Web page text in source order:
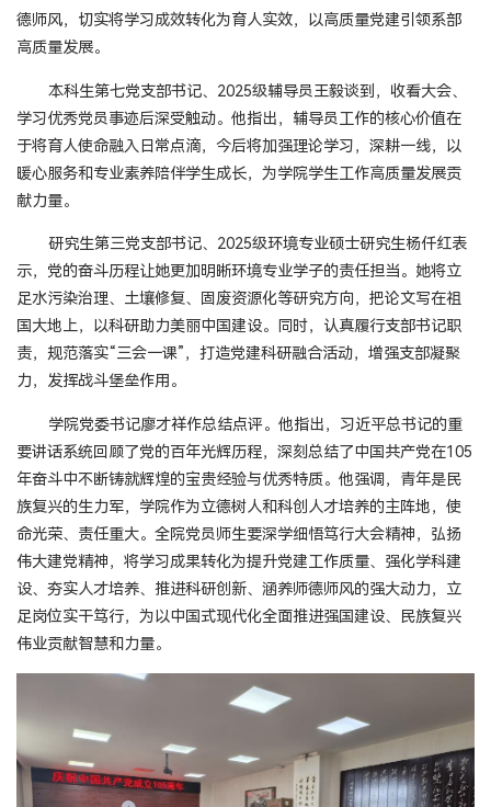
德师风，切实将学习成效转化为育人实效，以高质量党建引领系部
高质量发展。
本科生第七党支部书记、2025级辅导员王毅谈到，收看大会、
学习优秀党员事迹后深受触动。他指出，辅导员工作的核心价值在
于将育人使命融入日常点滴，今后将加强理论学习，深耕一线，以
暖心服务和专业素养陪伴学生成长，为学院学生工作高质量发展贡
献力量。
研究生第三党支部书记、2025级环境专业硕士研究生杨仟红表
示，党的奋斗历程让她更加明晰环境专业学子的责任担当。她将立
足水污染治理、土壤修复、固废资源化等研究方向，把论文写在祖
国大地上，以科研助力美丽中国建设。同时，认真履行支部书记职
责，规范落实“三会一课”，打造党建科研融合活动，增强支部凝聚
力，发挥战斗堡垒作用。
学院党委书记廖才祥作总结点评。他指出，习近平总书记的重
要讲话系统回顾了党的百年光辉历程，深刻总结了中国共产党在105
年奋斗中不断铸就辉煌的宝贵经验与优秀特质。他强调，青年是民
族复兴的生力军，学院作为立德树人和科创人才培养的主阵地，使
命光荣、责任重大。全院党员师生要深学细悟笃行大会精神，弘扬
伟大建党精神，将学习成果转化为提升党建工作质量、强化学科建
设、夯实人才培养、推进科研创新、涵养师德师风的强大动力，立
足岗位实干笃行，为以中国式现代化全面推进强国建设、民族复兴
伟业贡献智慧和力量。